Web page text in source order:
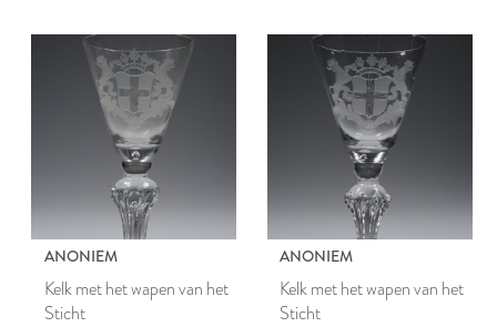
ANONIEM
Kelk met het wapen van het
Sticht
ANONIEM
Kelk met het wapen van het
Sticht